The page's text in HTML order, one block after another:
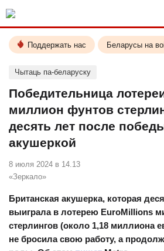
Поддержать нас Беларусы на
Чытаць па-беларуску
Победительница
миллион фунтов
десять лет после
акушеркой
8 июля 2024 в 14.13
«Зеркало»
Британская акушерка, которая
выиграла в лотерею EuroMillions
стерлингов (около 1,18 миллиона
не бросила свою работу, а